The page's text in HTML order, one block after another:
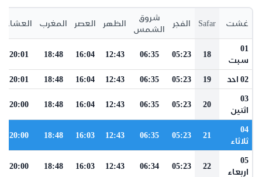
غشت Safar الفجر
شروق
الشمس
الظهر العصر المغرب العشاء
01
سبت
18
05:23
06:35
12:43
16:04
18:48
20:01
02 احد 19
05:23
06:35
12:43
16:04
18:48
20:01
03
اثنين
20
05:23
06:35
12:43
16:04
18:48
20:00
04
ثلاثاء
21
05:23
06:35
12:43
16:03
18:48
20:00
05
اربعاء
22
05:23
06:34
12:43
16:03
18:48
20:00